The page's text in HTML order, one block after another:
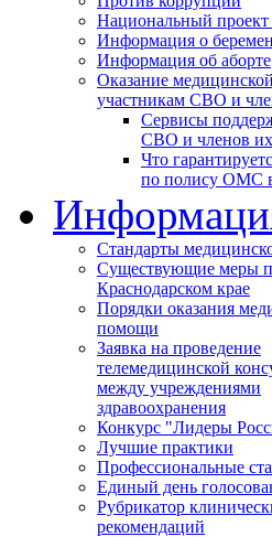
Национальный
Информация о
Информация об аборте
Оказание
участникам СВО и
Сервисы
СВО и членов
Что
по полису ОМС
Стандарты
Существующие меры
Краснодарском крае
Порядки оказания
помощи
Заявка на проведение
телемедицинской
между учреждениями
здравоохранения
Конкурс "Лидеры
Лучшие практики
Профессиональные
Единый день
Рубрикатор
рекомендаций